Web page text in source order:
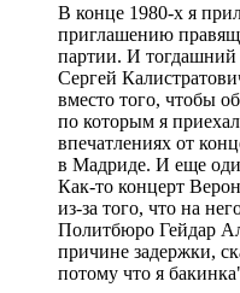
В конце 1980-х я
приглашению
партии. И тогдашний
Сергей
вместо того, чтобы
по которым я
впечатлениях от
в Мадриде. И еще
Как-то концерт
из-за того, что на
Политбюро Гейдар
причине задержки,
потому что я